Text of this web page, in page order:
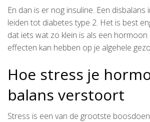
En dan is er nog insuline. Een
leiden tot diabetes type 2. Het is best
dat iets wat zo klein is als een hormoon
effecten kan hebben op je algehele
Hoe stress je
balans verstoort
Stress is een van de grootste